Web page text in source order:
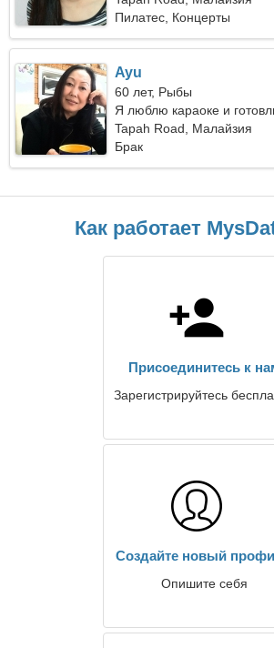
Пилатес, Концерты
Ayu
60 лет, Рыбы
Я люблю караоке и
Tapah Road, Малайзия
Брак
Как работает
Присоединитесь к
Зарегистрируйтесь
Создайте новый
Опишите себя